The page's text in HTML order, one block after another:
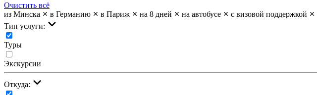
Очистить всё
из Минска
в Германию в Париж на 8 дней на автобусе
с визовой поддержкой
Тип услуги:
Туры
Экскурсии
Откуда: